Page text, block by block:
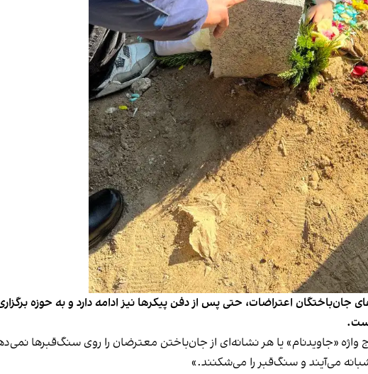
جان‌باختگان اعتراضات، حتی پس از دفن پیکرها نیز ادامه دارد و به حوزه
«جاویدنام» یا هر نشانه‌ای از جان‌باختن معترضان را روی سنگ‌قبرها
می‌آیند و سنگ‌قبر را می‌شکنند.»